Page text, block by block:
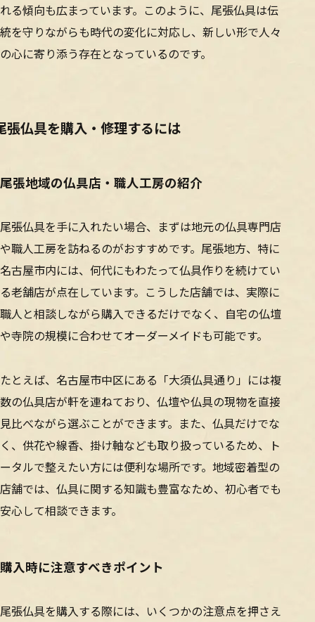
れる傾向も広まっています。このように、尾張仏具は伝
統を守りながらも時代の変化に対応し、新しい形で人々
の心に寄り添う存在となっているのです。
張仏具を購入・修理するには
尾張地域の仏具店・職人工房の紹介
尾張仏具を手に入れたい場合、まずは地元の仏具専門店
や職人工房を訪ねるのがおすすめです。尾張地方、特に
名古屋市内には、何代にもわたって仏具作りを続けてい
る老舗店が点在しています。こうした店舗では、実際に
職人と相談しながら購入できるだけでなく、自宅の仏壇
や寺院の規模に合わせてオーダーメイドも可能です。
たとえば、名古屋市中区にある「大須仏具通り」には複
数の仏具店が軒を連ねており、仏壇や仏具の現物を直接
見比べながら選ぶことができます。また、仏具だけでな
く、供花や線香、掛け軸なども取り扱っているため、ト
ータルで整えたい方には便利な場所です。地域密着型の
店舗では、仏具に関する知識も豊富なため、初心者でも
安心して相談できます。
購入時に注意すべきポイント
尾張仏具を購入する際には、いくつかの注意点を押さえ